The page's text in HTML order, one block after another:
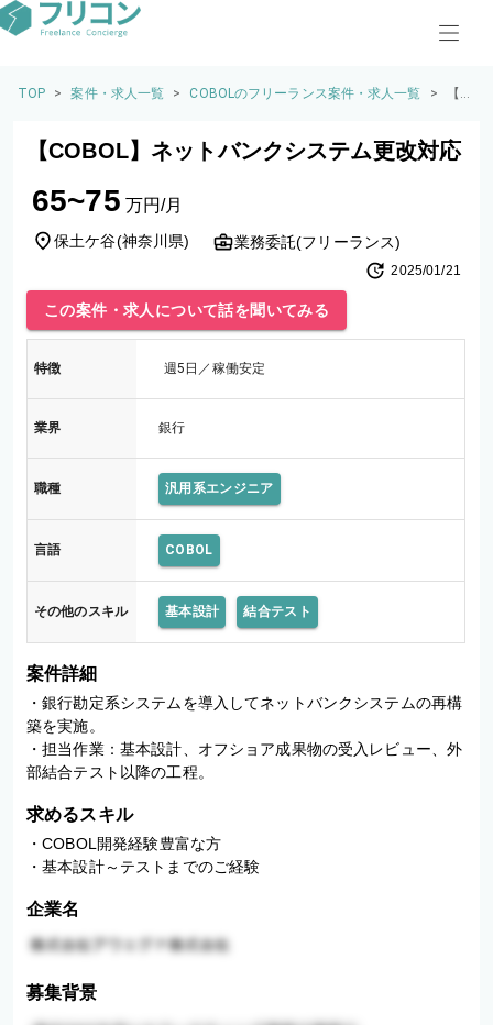
TOP > 案件・求人一覧 > COBOLのフリーランス案件・求人一覧 >
【C
L】
ク
【COBOL】ネットバンクシステム更改対応
65~75 万円/月
保土ケ谷(神奈川県) 業務委託(フリーランス)
2025/01/21
この案件・求人について話を聞いてみる
特徴 週5日／稼働安定
業界 銀行
職種 汎用系エンジニア
言語 COBOL
その他のスキル 基本設計 結合テスト
案件詳細
・銀行勘定系システムを導入してネットバンクシステムの再構
築を実施。
・担当作業：基本設計、オフショア成果物の受入レビュー、外
部結合テスト以降の工程。
求めるスキル
・COBOL開発経験豊富な方
・基本設計～テストまでのご経験
企業名
募集背景